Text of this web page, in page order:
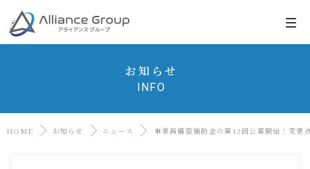
お知らせ
INFO
HOME お知らせ ニュース 事業再構築補助金の第12回公募開始！変更